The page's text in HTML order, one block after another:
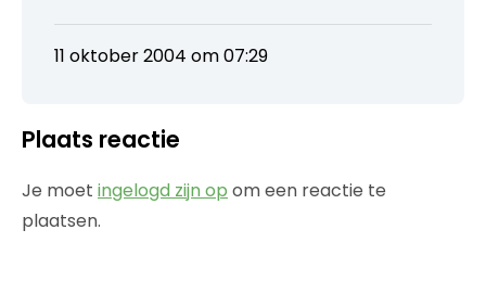
11 oktober 2004 om 07:29
Plaats reactie
Je moet ingelogd zijn op om een reactie te
plaatsen.